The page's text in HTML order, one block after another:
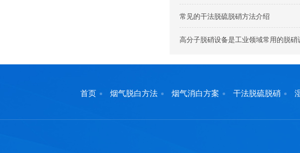
常见的干法脱硫脱硝方法介绍
高分子脱硝设备是工业领域常用的脱硝
首页 烟气脱白方法 烟气消白方案 干法脱硫脱硝